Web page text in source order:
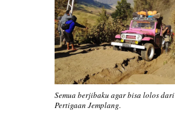
Semua berjibaku agar bisa lolos dari
Pertigaan Jemplang.